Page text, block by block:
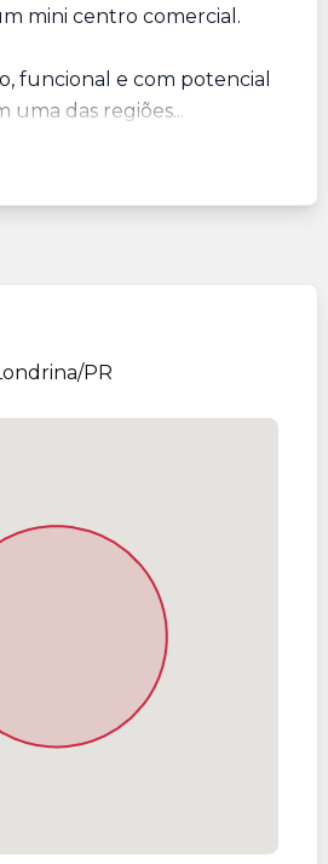
mini centro comercial.
funcional e com potencial
uma das regiões...
PR